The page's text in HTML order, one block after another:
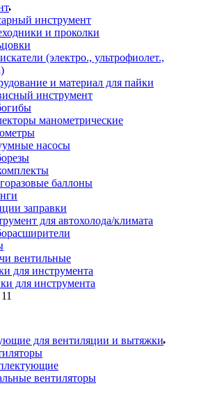
инструмент
и проколки
(электро., ультрофиолет.,
и материал для пайки
инструмент
манометрические
насосы
баллоны
заправки
для автохолода/климата
вентильные
для инструмента
для инструмента
для вентиляции и вытяжки
вентиляторы